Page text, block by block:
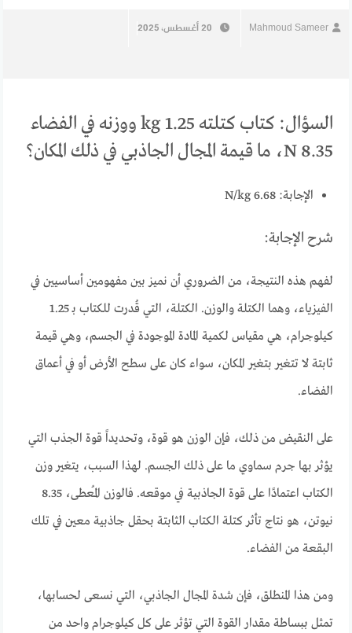
Mahmoud Sameer 20 أغسطس، 2025
السؤال: كتاب كتلته 1.25 kg ووزنه في الفضاء
8.35 N، ما قيمة المجال الجاذبي في ذلك المكان؟
الإجابة: 6.68 N/kg
شرح الإجابة:
لفهم هذه النتيجة، من الضروري أن نميز بين مفهومين أساسيين في
الفيزياء، وهما الكتلة والوزن. الكتلة، التي قُدرت للكتاب بـ 1.25
كيلوجرام، هي مقياس لكمية المادة الموجودة في الجسم، وهي قيمة
ثابتة لا تتغير بتغير المكان، سواء كان على سطح الأرض أو في أعماق
الفضاء.
على النقيض من ذلك، فإن الوزن هو قوة، وتحديداً قوة الجذب التي
يؤثر بها جرم سماوي ما على ذلك الجسم. لهذا السبب، يتغير وزن
الكتاب اعتمادًا على قوة الجاذبية في موقعه. فالوزن المُعطى، 8.35
نيوتن، هو نتاج تأثر كتلة الكتاب الثابتة بحقل جاذبية معين في تلك
البقعة من الفضاء.
ومن هذا المنطلق، فإن شدة المجال الجاذبي، التي نسعى لحسابها،
تمثل ببساطة مقدار القوة التي تؤثر على كل كيلوجرام واحد من